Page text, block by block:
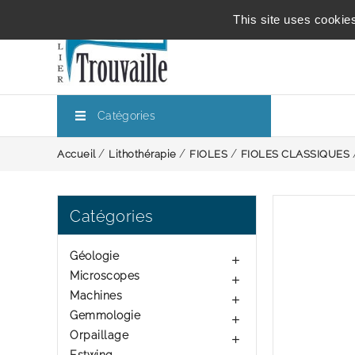
Catégories
Accueil Lithothérapie FIOLES FIOLES CLASSIQUES
Catégories
Géologie 
Microscopes 
Machines 
Gemmologie 
Orpaillage 
This site uses